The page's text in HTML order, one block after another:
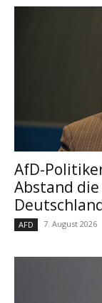
AfD-
Abstand
AFD 7. August 2026